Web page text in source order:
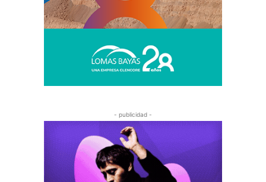
- publicidad -